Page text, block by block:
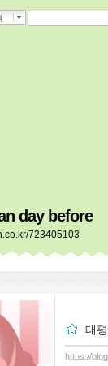
day before
723405103
태
https://